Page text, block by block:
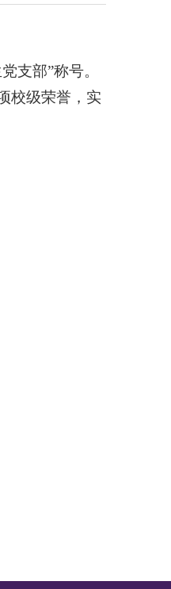
支部”称号。
校级荣誉，实